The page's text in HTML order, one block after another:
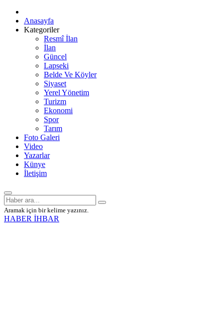
Anasayfa
Kategoriler
Resmî İlan
İlan
Güncel
Lapseki
Belde Ve Köyler
Siyaset
Yerel Yönetim
Turizm
Ekonomi
Spor
Tarım
Foto Galeri
Video
Yazarlar
Künye
İletişim
Aramak için bir kelime yazınız.
HABER İHBAR